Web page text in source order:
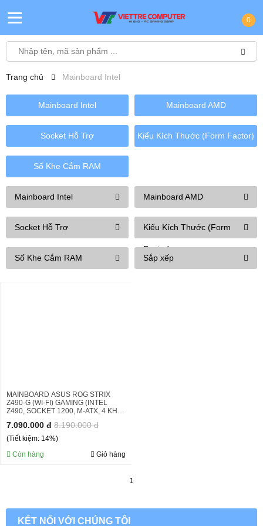
0
Trang chủ Mainboard Intel
Mainboard Intel Mainboard AMD
Socket Hỗ Trợ Kiểu Kích Thước (Form Factor)
Số Khe Cắm RAM
Mainboard Intel Mainboard AMD
Socket Hỗ Trợ Kiểu Kích Thước (Form
Factor)
Số Khe Cắm RAM
Sắp xếp
MAINBOARD ASUS ROG STRIX
Z490-G (WI-FI) GAMING (INTEL
Z490, SOCKET 1200, M-ATX, 4 KHE
7.090.000 đ 8.190.000 đ
(Tiết kiệm: 14%)
Còn hàng
Giỏ hàng
1
KẾT NỐI VỚI CHÚNG TÔI